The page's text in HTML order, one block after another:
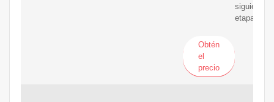
siguientes
etapas:
Obtén
el
precio